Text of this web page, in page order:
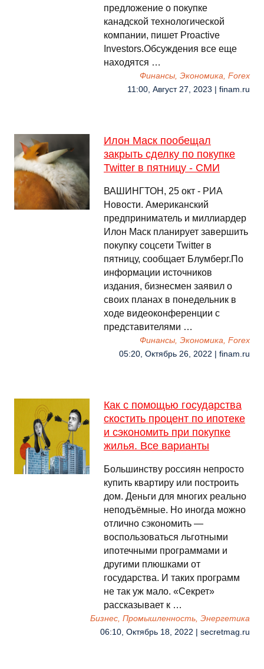
предложение о покупке
канадской технологической
компании, пишет Proactive
Investors.Обсуждения все еще
находятся …
Финансы, Экономика, Forex
11:00, Август 27, 2023 | finam.ru
Илон Маск пообещал
закрыть сделку по покупке
Twitter в пятницу - СМИ
ВАШИНГТОН, 25 окт - РИА
Новости. Американский
предприниматель и миллиардер
Илон Маск планирует завершить
покупку соцсети Twitter в
пятницу, сообщает Блумберг.По
информации источников
издания, бизнесмен заявил о
своих планах в понедельник в
ходе видеоконференции с
представителями …
Финансы, Экономика, Forex
05:20, Октябрь 26, 2022 | finam.ru
Как с помощью государства
скостить процент по ипотеке
и сэкономить при покупке
жилья. Все варианты
Большинству россиян непросто
купить квартиру или построить
дом. Деньги для многих реально
неподъёмные. Но иногда можно
отлично сэкономить —
воспользоваться льготными
ипотечными программами и
другими плюшками от
государства. И таких программ
не так уж мало. «Секрет»
рассказывает к …
Бизнес, Промышленность, Энергетика
06:10, Октябрь 18, 2022 | secretmag.ru